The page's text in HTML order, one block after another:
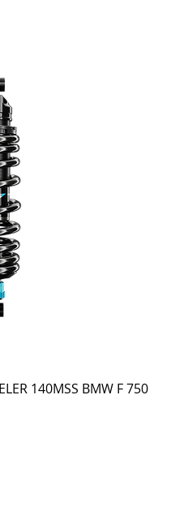
140MSS BMW F 750